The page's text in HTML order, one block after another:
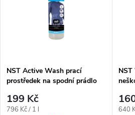
NST Active Wash prací
prostředek na spodní prádlo
199 Kč
Měrná
796 Kč / 1 l
640